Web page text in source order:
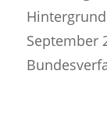
September